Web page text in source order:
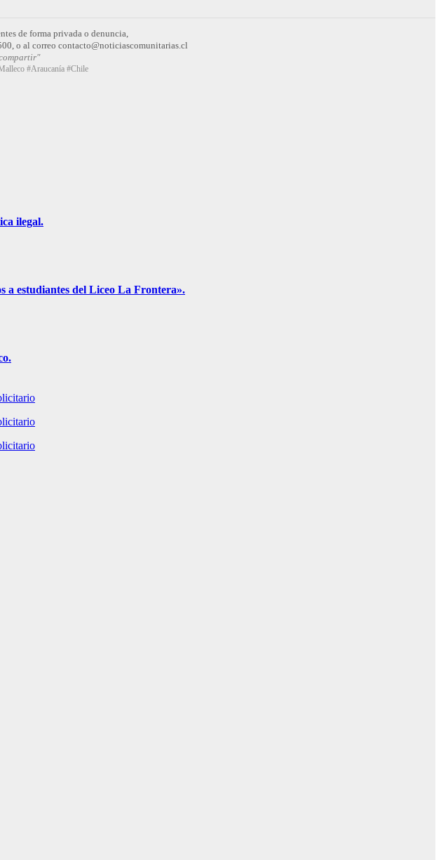
de forma privada o denuncia,
o al correo contacto@noticiascomunitarias.cl
#Araucanía #Chile
ilegal.
a estudiantes del Liceo La Frontera».